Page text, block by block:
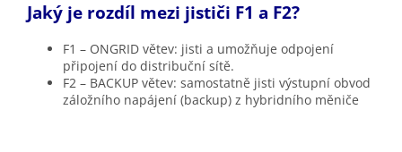
Jaký je rozdíl mezi jističi F1 a F2?
F1 – ONGRID větev: jisti a umožňuje odpojení
připojení do distribuční sítě.
F2 – BACKUP větev: samostatně jisti výstupní obvod
záložního napájení (backup) z hybridního měniče